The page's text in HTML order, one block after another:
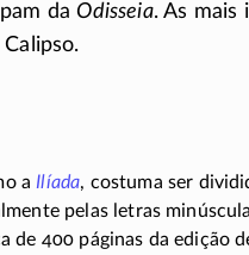
daOdisseia. As mais
Calipso.
a Ilíada, costuma ser
pelas letras
de 400 páginas da edição